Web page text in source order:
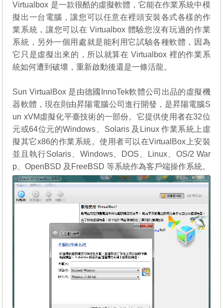
Virtualbox 是一款很酷的虛擬軟體，它能在作業系統中模
擬出一台電腦，讓您可以任意在裡頭安裝各式各樣的作
業系統，讓您可以在 Virtualbox 體驗您沒有玩過的作業
系統，另外一個用處就是能利用它試驗各種軟體，因為
它只是虛擬出來的，所以就算在 Virtualbox 裡的作業系
統如何遭到破壞，重新啟動後還是一條活龍。
Sun VirtualBox 是由德國InnoTek軟體公司出品的虛擬機
器軟體，現在則由昇陽電腦公司進行開發，是昇陽電腦S
un xVM虛擬化平臺技術的一部份。它提供使用者在32位
元或64位元的Windows、Solaris 及Linux 作業系統上虛
擬其它x86的作業系統。使用者可以在VirtualBox上安裝
並且執行Solaris、Windows、DOS、Linux、OS/2 War
p、OpenBSD 及FreeBSD 等系統作為客戶端操作系統。